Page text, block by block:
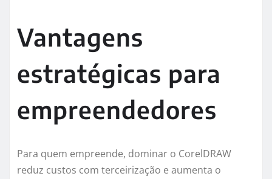
Vantagens
estratégicas para
empreendedores
Para quem empreende, dominar o CorelDRAW
reduz custos com terceirização e aumenta o